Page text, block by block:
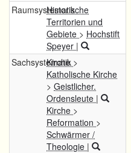
Raumsystematik
Historische
Territorien und
Gebiete > Hochstift
Speyer |
Sachsystematik
Kirche >
Katholische Kirche
> Geistlicher.
Ordensleute |
Kirche >
Reformation >
Schwärmer /
Theologie |